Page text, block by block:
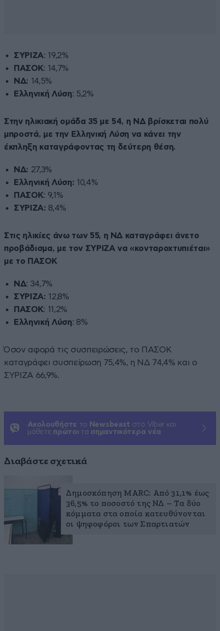
ΣΥΡΙΖΑ: 19,2%
ΠΑΣΟΚ: 14,7%
ΝΔ: 14,5%
Ελληνική Λύση: 5,2%
Στην ηλικιακή ομάδα 35 με 54, η ΝΔ βρίσκεται πολύ
μπροστά, με την Ελληνική Λύση να κάνει την
έκπληξη καταγράφοντας τη δεύτερη θέση.
ΝΔ: 27,3%
Ελληνική Λύση: 10,4%
ΠΑΣΟΚ: 9,1%
ΣΥΡΙΖΑ: 8,4%
Στις ηλικίες άνω των 55, η ΝΔ καταγράφει άνετο
προβάδισμα, με τον ΣΥΡΙΖΑ να «κονταροχτυπιέται»
με το ΠΑΣΟΚ
ΝΔ: 34,7%
ΣΥΡΙΖΑ: 12,8%
ΠΑΣΟΚ: 11,2%
Ελληνική Λύση: 8%
Όσον αφορά τις συσπειρώσεις, το ΠΑΣΟΚ
καταγράφει συσπείρωση 75,4%, η ΝΔ 74,4% και ο
ΣΥΡΙΖΑ 66,9%.
Ακολουθήστε το Newsbeast στο Viber και
μάθετε πρώτοι τα σημαντικότερα νέα
Διαβάστε σχετικά
Δημοσκόπηση MARC: Από 31,1% έως
36,5% το ποσοστό της ΝΔ – Τα δύο
κόμματα στα οποία κατευθύνονται
οι ψηφοφόροι των Σπαρτιατών